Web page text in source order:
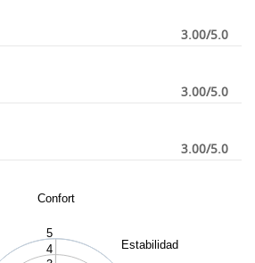
3.00/5.0
3.00/5.0
3.00/5.0
Confort
Estabilidad
4
5